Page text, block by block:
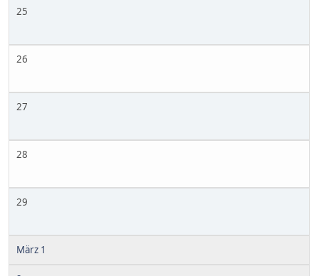
25
26
27
28
29
März 1